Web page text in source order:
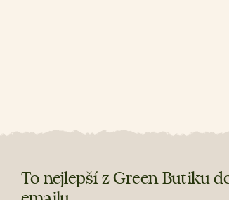
To nejlepší z Green Butiku